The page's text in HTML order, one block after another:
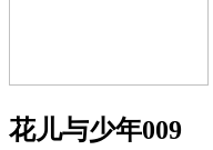
花儿与少年009